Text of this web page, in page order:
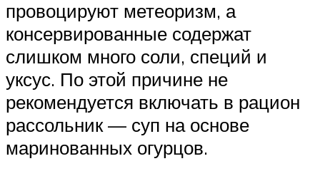
провоцируют метеоризм, а
консервированные содержат
слишком много соли, специй и
уксус. По этой причине не
рекомендуется включать в рацион
рассольник — суп на основе
маринованных огурцов.